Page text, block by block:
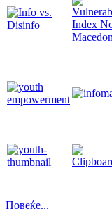
Повеќе...